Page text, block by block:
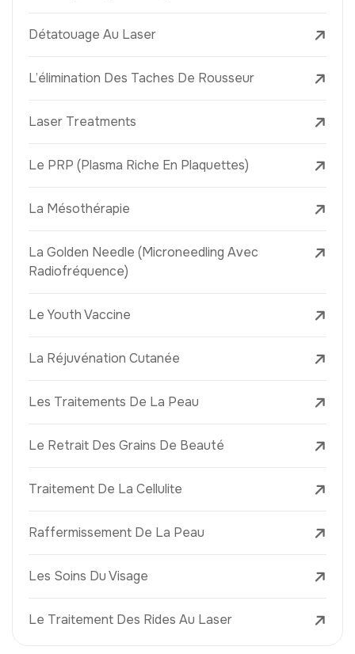
Détatouage Au Laser
L’élimination Des Taches De Rousseur
Laser Treatments
Le PRP (Plasma Riche En Plaquettes)
La Mésothérapie
La Golden Needle (Microneedling Avec
Radiofréquence)
Le Youth Vaccine
La Réjuvénation Cutanée
Les Traitements De La Peau
Le Retrait Des Grains De Beauté
Traitement De La Cellulite
Raffermissement De La Peau
Les Soins Du Visage
Le Traitement Des Rides Au Laser